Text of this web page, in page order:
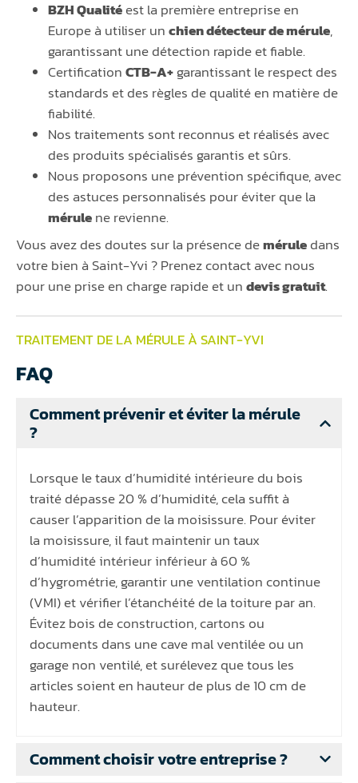
BZH Qualitéest la première entreprise en
Europe à utiliser unchien détecteur de mérule,
garantissant une détection rapide et fiable.
CertificationCTB-A+garantissant le respect des
standards et des règles de qualité en matière de
fiabilité.
Nos traitements sont reconnus et réalisés avec
des produits spécialisés garantis et sûrs.
Nous proposons une prévention spécifique, avec
des astuces personnalisés pour éviter que la
mérulene revienne.
Vous avez des doutes sur la présence deméruledans
votre bien à Saint-Yvi ? Prenez contact avec nous
pour une prise en charge rapide et undevis gratuit.
TRAITEMENT DE LA MÉRULE À SAINT-YVI
FAQ
Comment prévenir et éviter la mérule
?
Lorsque le taux d’humidité intérieure du bois
traité dépasse 20 % d’humidité, cela suffit à
causer l’apparition de la moisissure. Pour éviter
la moisissure, il faut maintenir un taux
d’humidité intérieur inférieur à 60 %
d’hygrométrie, garantir une ventilation continue
(VMI) et vérifier l’étanchéité de la toiture par an.
Évitez bois de construction, cartons ou
documents dans une cave mal ventilée ou un
garage non ventilé, et surélevez que tous les
articles soient en hauteur de plus de 10 cm de
hauteur.
Comment choisir votre entreprise ?